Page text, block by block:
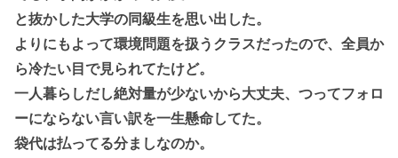
と抜かした大学の同級生を思い出した。
よりにもよって環境問題を扱うクラスだったので、全員か
ら冷たい目で見られてたけど。
一人暮らしだし絶対量が少ないから大丈夫、つってフォロ
ーにならない言い訳を一生懸命してた。
袋代は払ってる分ましなのか。